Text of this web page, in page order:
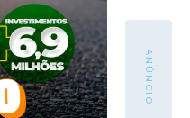
- ANÚNCIO -